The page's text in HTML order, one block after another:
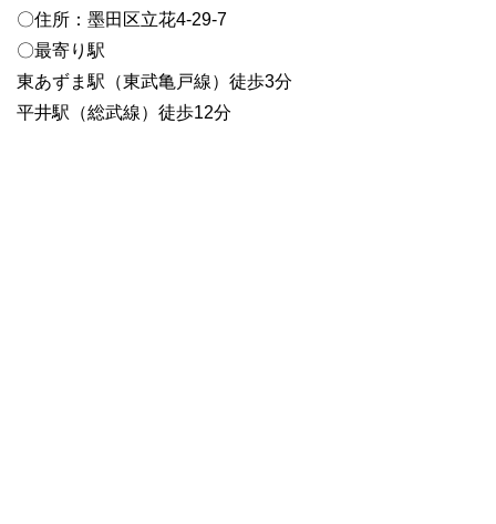
〇住所：墨田区立花4-29-7
〇最寄り駅
東あずま駅（東武亀戸線）徒歩3分
平井駅（総武線）徒歩12分